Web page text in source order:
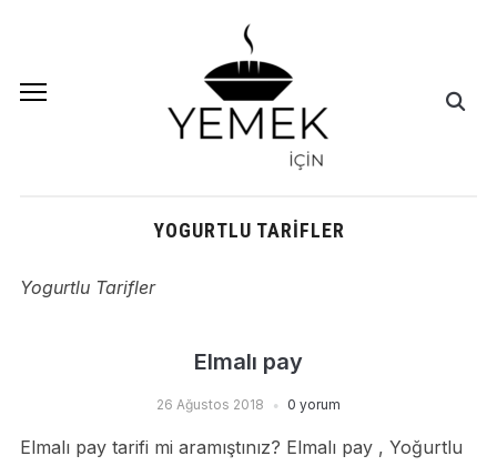
YOGURTLU TARIFLER
Yogurtlu Tarifler
Elmalı pay
26 Ağustos 2018 0 yorum
Elmalı pay tarifi mi aramıştınız? Elmalı pay , Yoğurtlu